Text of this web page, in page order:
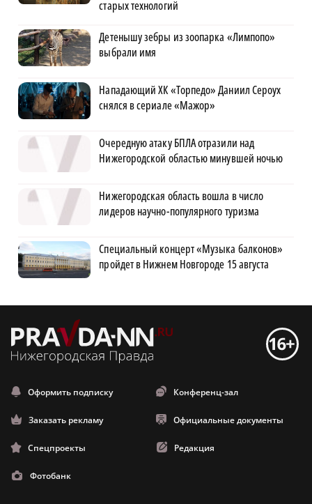
старых технологий
Детенышу зебры из зоопарка «Лимпопо»
выбрали имя
Нападающий ХК «Торпедо» Даниил Сероух
снялся в сериале «Мажор»
Очередную атаку БПЛА отразили над
Нижегородской областью минувшей ночью
Нижегородская область вошла в число
лидеров научно-популярного туризма
Специальный концерт «Музыка балконов»
пройдет в Нижнем Новгороде 15 августа
Оформить подписку Конференц-зал
Заказать рекламу Официальные документы
Спецпроекты Редакция
Фотобанк